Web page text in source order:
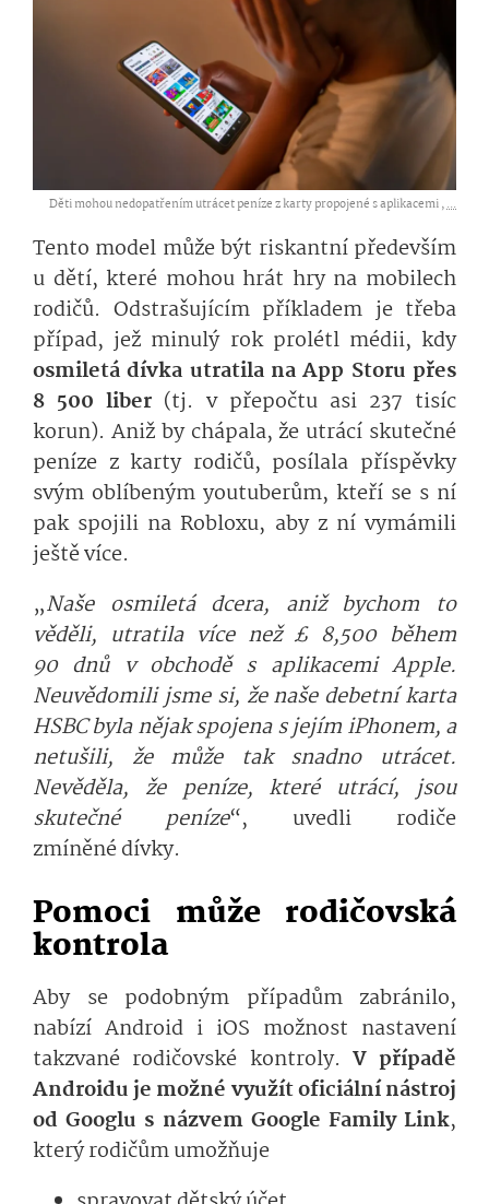
Děti mohou nedopatřením utrácet peníze z karty propojené s aplikacemi ,...
Tento model může být riskantní především
u dětí, které mohou hrát hry na mobilech
rodičů. Odstrašujícím příkladem je třeba
případ, jež minulý rok prolétl médii, kdy
osmiletá dívka utratila na App Storu přes
8 500 liber (tj. v přepočtu asi 237 tisíc
korun). Aniž by chápala, že utrácí skutečné
peníze z karty rodičů, posílala příspěvky
svým oblíbeným youtuberům, kteří se s ní
pak spojili na Robloxu, aby z ní vymámili
ještě více.
„Naše osmiletá dcera, aniž bychom to
věděli, utratila více než £ 8,500 během
90 dnů v obchodě s aplikacemi Apple.
Neuvědomili jsme si, že naše debetní karta
HSBC byla nějak spojena s jejím iPhonem, a
netušili, že může tak snadno utrácet.
Nevěděla, že peníze, které utrácí, jsou
skutečné peníze“, uvedli rodiče
zmíněné dívky.
Pomoci může rodičovská
kontrola
Aby se podobným případům zabránilo,
nabízí Android i iOS možnost nastavení
takzvané rodičovské kontroly. V případě
Androidu je možné využít oficiální nástroj
od Googlu s názvem Google Family Link,
který rodičům umožňuje